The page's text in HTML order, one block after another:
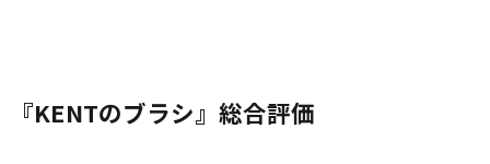
『KENTのブラシ』総合評価